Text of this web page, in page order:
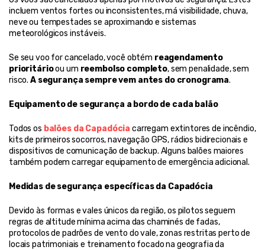
incluem ventos fortes ou inconsistentes, má visibilidade, chuva,
neve ou tempestades se aproximando e sistemas
meteorológicos instáveis.
Se seu voo for cancelado, você obtém reagendamento
prioritário ou um reembolso completo, sem penalidade, sem
risco. A segurança sempre vem antes do cronograma.
Equipamento de segurança a bordo de cada balão
Todos os balões da Capadócia carregam extintores de incêndio,
kits de primeiros socorros, navegação GPS, rádios bidirecionais e
dispositivos de comunicação de backup. Alguns balões maiores
também podem carregar equipamento de emergência adicional.
Medidas de segurança específicas da Capadócia
Devido às formas e vales únicos da região, os pilotos seguem
regras de altitude mínima acima das chaminés de fadas,
protocolos de padrões de vento do vale, zonas restritas perto de
locais patrimoniais e treinamento focado na geografia da